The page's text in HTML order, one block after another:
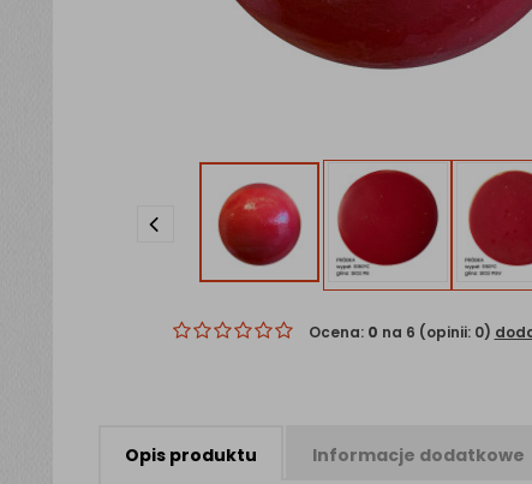
Ocena: 0 na 6 (opinii: 0)
Opis produktu Informacje dodatkowe